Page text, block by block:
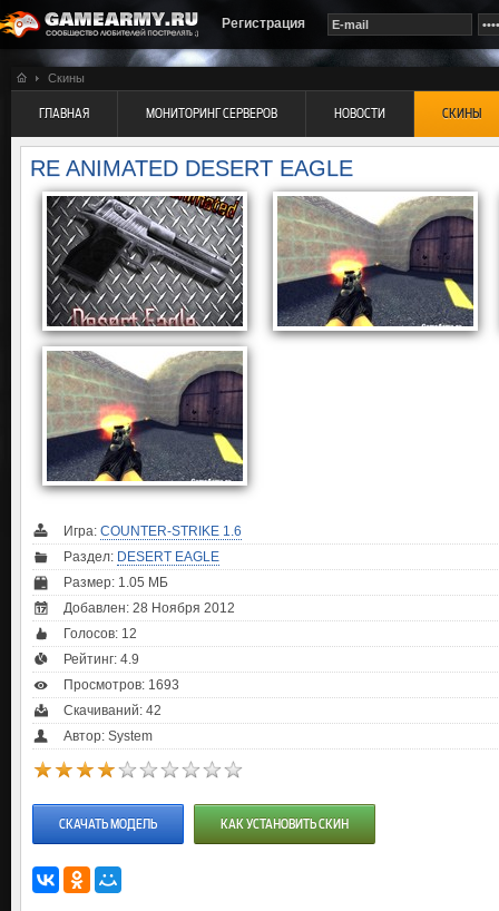
Регистрация
Скины
ГЛАВНАЯ МОНИТОРИНГ СЕРВЕРОВ НОВОСТИ СКИНЫ
RE ANIMATED DESERT EAGLE
Игра: COUNTER-STRIKE 1.6
Раздел: DESERT EAGLE
Размер: 1.05 МБ
Добавлен: 28 Ноября 2012
Голосов: 12
Рейтинг: 4.9
Просмотров: 1693
Скачиваний: 42
Автор: System
СКАЧАТЬ МОДЕЛЬ КАК УСТАНОВИТЬ СКИН